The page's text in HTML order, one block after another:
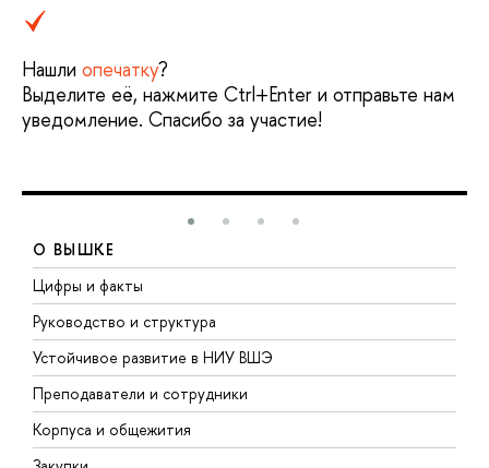
Нашли опечатку?
Выделите её, нажмите Ctrl+Enter и отправьте нам
уведомление. Спасибо за участие!
О ВЫШКЕ
Цифры и факты
Руководство и структура
Устойчивое развитие в НИУ ВШЭ
Преподаватели и сотрудники
Корпуса и общежития